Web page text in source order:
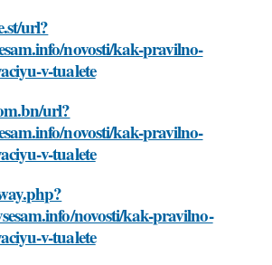
url?
novosti/kak-pravilno-
v-tualete
url?
novosti/kak-pravilno-
v-tualete
novosti/kak-pravilno-
v-tualete